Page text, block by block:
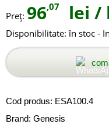
Preţ: 96,07 lei /
Disponibilitate: în stoc -
Cod produs: ESA100.4
Brand: Genesis